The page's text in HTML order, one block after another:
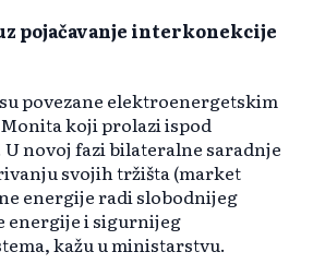
pojačavanje interkonekcije
povezane elektroenergetskim
koji prolazi ispod
novoj fazi bilateralne saradnje
svojih tržišta (market
energije radi slobodnijeg
energije i sigurnijeg
kažu u ministarstvu.